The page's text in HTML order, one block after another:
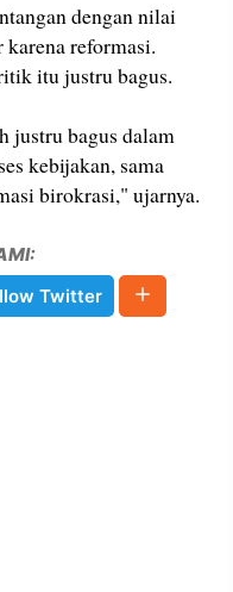
dengan nilai
karena reformasi.
itu justru bagus.
justru bagus dalam
kebijakan, sama
birokrasi," ujarnya.
Twitter